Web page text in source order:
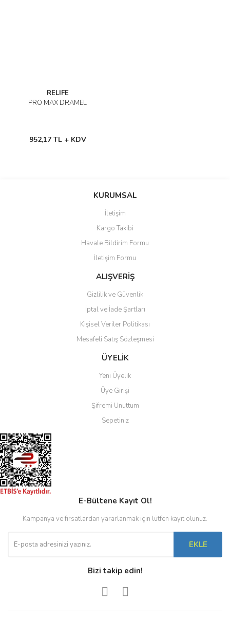
RELIFE
PRO MAX DRAMEL
952,17 TL + KDV
KURUMSAL
İletişim
Kargo Takibi
Havale Bildirim Formu
İletişim Formu
ALIŞVERİŞ
Gizlilik ve Güvenlik
İptal ve İade Şartları
Kişisel Veriler Politikası
Mesafeli Satış Sözleşmesi
ÜYELİK
Yeni Üyelik
Üye Girişi
Şifremi Unuttum
Sepetiniz
E-Bültene Kayıt Ol!
Kampanya ve fırsatlardan yararlanmak için lütfen kayıt olunuz.
EKLE
Bizi takip edin!